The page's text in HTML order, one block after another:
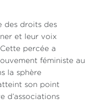
des droits des
et leur voix
percée a
féministe au
la sphère
son point
d’associations